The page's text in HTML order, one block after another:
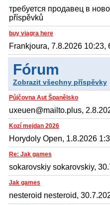
требуется продавец в
příspěvků
buy viagra here
Frankjoura, 7.8.2026 10:23,
Fórum
Zobrazit všechny příspěvky
Půjčovna Aut Španělsko
uxeuen@mailto.plus,
Kozí mejdan 2026
Horydoly Open, 1.8.2026
Re: Jak games
sokarovskiy sokarovskiy,
Jak games
nesteroid nesteroid,